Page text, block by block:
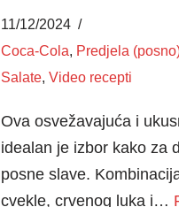
11/12/2024
Coca-Cola, Predjela
Salate, Video recepti
Ova osvežavajuća i
idealan je izbor kako za
posne slave.
cvekle, crvenog luka i…